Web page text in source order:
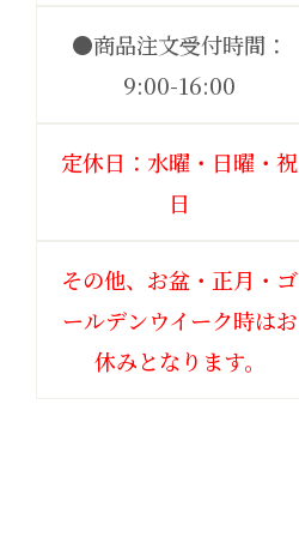
●商品注文受付時間：
9:00-16:00
定休日：水曜・日曜・祝
日
その他、お盆・正月・ゴ
ールデンウイーク時はお
休みとなります。